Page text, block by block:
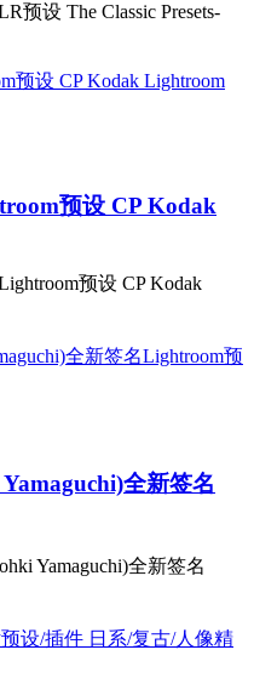
预设 The Classic Presets-
预设 CP Kodak
预设 CP Kodak
全新签名
Yamaguchi)全新签名